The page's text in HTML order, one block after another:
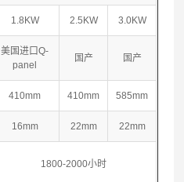
1.8KW 2.5KW 3.0KW
美国进口Q-
panel
国产 国产
410mm 410mm 585mm
16mm 22mm 22mm
1800-2000小时